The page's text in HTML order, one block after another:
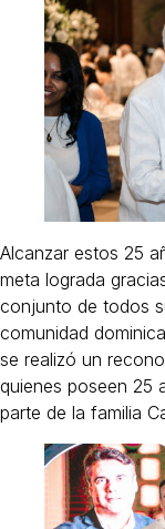
Alcanzar estos 25
meta lograda
conjunto de todos
comunidad
se realizó un
quienes poseen 25
parte de la familia